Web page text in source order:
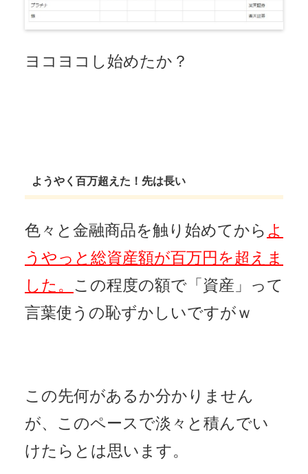
ヨコヨコし始めたか？
ようやく百万超えた！先は長い
色々と金融商品を触り始めてから よ
うやっと総資産額が百万円を超えま
した。 この程度の額で「資産」って
言葉使うの恥ずかしいですがｗ
この先何があるか分かりません
が、このペースで淡々と積んでい
けたらとは思います。